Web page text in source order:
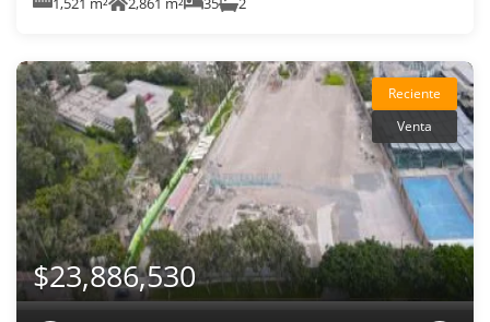
Reciente
Venta
$23,886,530